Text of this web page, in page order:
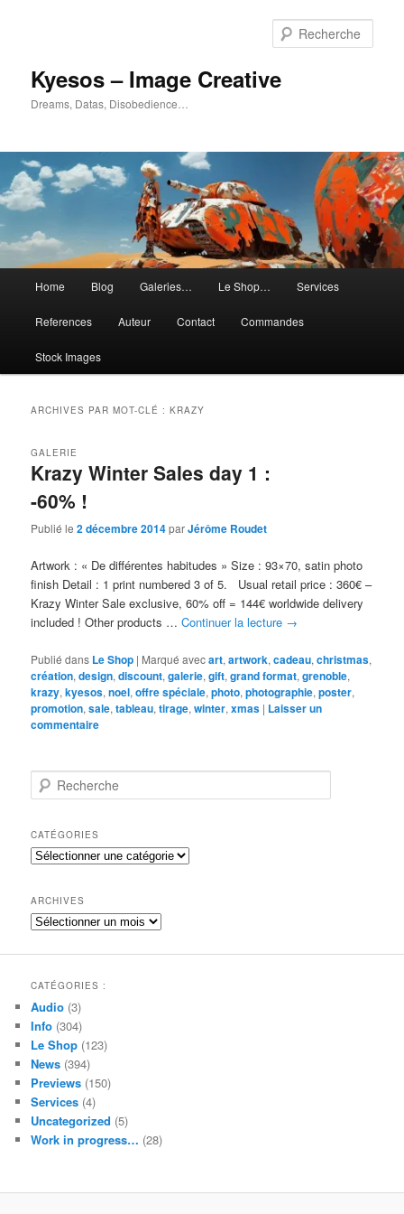
Kyesos – Image Creative
Dreams, Datas, Disobedience…
principal
Home Blog Galeries… Le Shop… Services
References Auteur Contact Commandes
Stock Images
ARCHIVES PAR MOT-CLÉ :KRAZY
Krazy Winter Sales day 1 :
-60% !
GALERIE
Publié le2 décembre 2014parJérôme Roudet
Artwork : « De différentes habitudes » Size : 93×70, satin photo
finish Detail : 1 print numbered 3 of 5. Usual retail price : 360€ –
Krazy Winter Sale exclusive, 60% off = 144€ worldwide delivery
included ! Other products …Continuer la lecture →
Publié dans Le Shop | Marqué avecart,artwork,cadeau,christmas,
création,design,discount,galerie,gift,grand format,grenoble,
krazy,kyesos,noel,offre spéciale,photo,photographie,poster,
promotion,sale,tableau,tirage,winter,xmas | Laisser un
commentaire
e
h
e
r
h
e
CATÉGORIES
Catégories
ARCHIVES
Archives
CATÉGORIES :
Audio (3)
Info (304)
Le Shop (123)
News (394)
Previews (150)
Services (4)
Uncategorized (5)
Work in progress… (28)